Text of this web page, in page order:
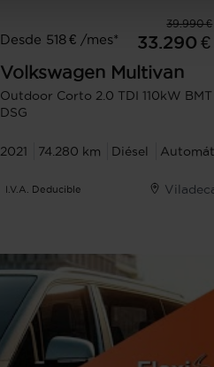
39.990 €
Desde 518 € /mes*
33.290 €
Volkswagen Multivan
Outdoor Corto 2.0 TDI 110kW BMT
DSG
2021 74.280 km Diésel
I.V.A. Deducible